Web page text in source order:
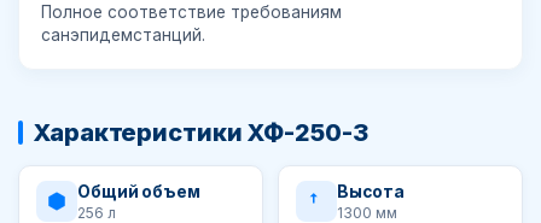
Полное соответствие требованиям
санэпидемстанций.
Характеристики ХФ-250-3
Общий объем
256 л
Высота
1300 мм